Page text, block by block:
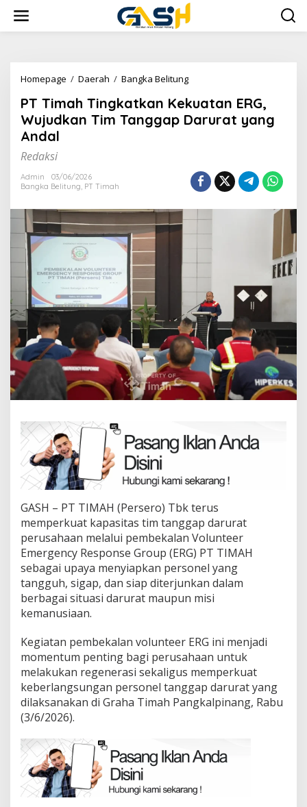
konten
Homepage / Daerah / Bangka BelitungPT
Tingkatkan
Kekuatan
ERG,
Darurat
yang
PT Timah Tingkatkan Kekuatan ERG,
Wujudkan Tim Tanggap Darurat yang
Andal
Redaksi
Admin
03/06/2026
Bangka Belitung, PT Timah
GASH – PT TIMAH (Persero) Tbk terus
memperkuat kapasitas tim tanggap darurat
perusahaan melalui pembekalan Volunteer
Emergency Response Group (ERG) PT TIMAH
sebagai upaya menyiapkan personel yang
tangguh, sigap, dan siap diterjunkan dalam
berbagai situasi darurat maupun misi
kemanusiaan.
Kegiatan pembekalan volunteer ERG ini menjadi
momentum penting bagi perusahaan untuk
melakukan regenerasi sekaligus memperkuat
keberlangsungan personel tanggap darurat yang
dilaksanakan di Graha Timah Pangkalpinang, Rabu
(3/6/2026).